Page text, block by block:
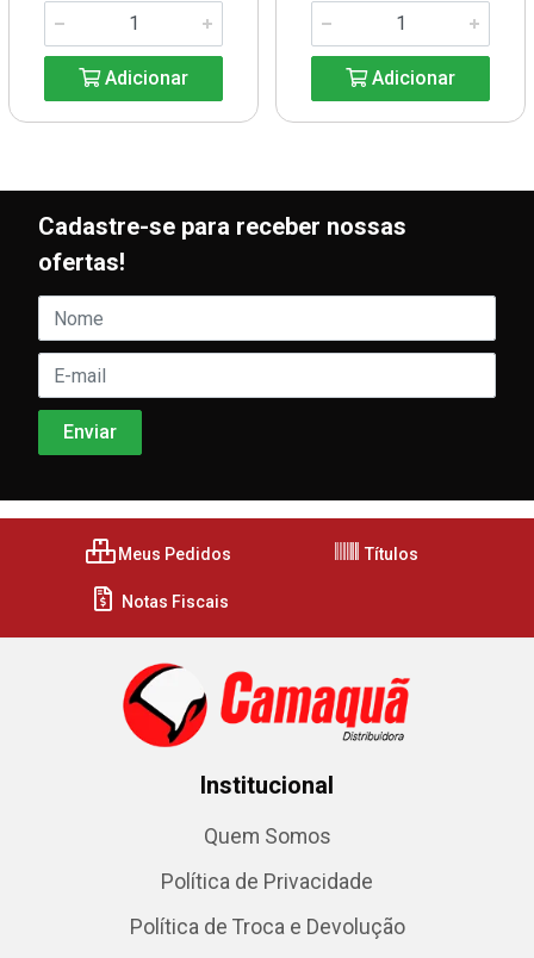
Adicionar Adicionar
Cadastre-se para receber nossas
ofertas!
Meus Pedidos Títulos
Notas Fiscais
Institucional
Quem Somos
Política de Privacidade
Política de Troca e Devolução